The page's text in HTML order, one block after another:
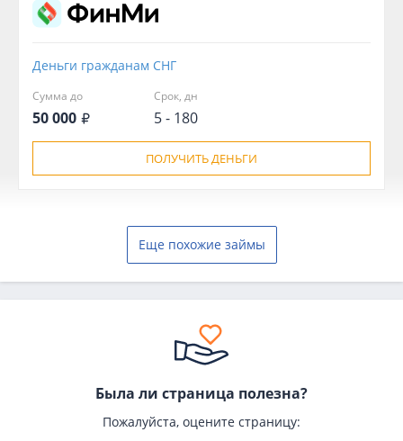
Деньги гражданам СНГ
Сумма до
50 000
Срок, дн
5 - 180
ПОЛУЧИТЬ ДЕНЬГИ
Еще похожие займы
Была ли страница полезна?
Пожалуйста, оцените страницу: